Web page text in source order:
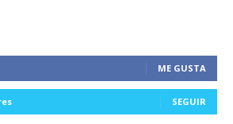
ME GUSTA
SEGUIR